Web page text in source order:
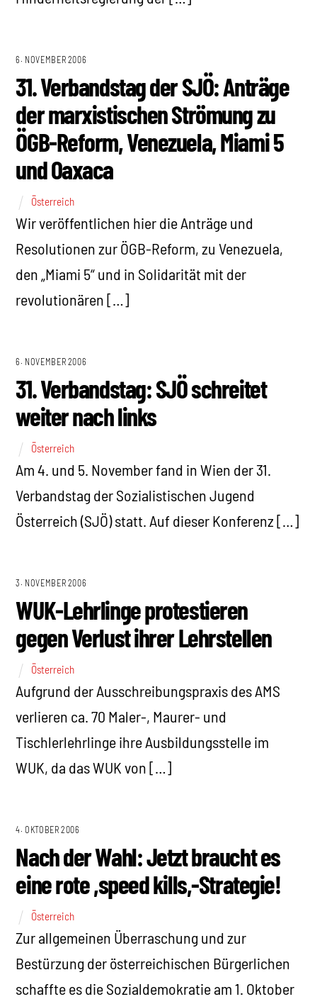
6. NOVEMBER 2006
31. Verbandstag der SJÖ: Anträge
der marxistischen Strömung zu
ÖGB-Reform, Venezuela, Miami 5
und Oaxaca
Österreich
Wir veröffentlichen hier die Anträge und
Resolutionen zur ÖGB-Reform, zu Venezuela,
den „Miami 5“ und in Solidarität mit der
revolutionären […]
6. NOVEMBER 2006
31. Verbandstag: SJÖ schreitet
weiter nach links
Österreich
Am 4. und 5. November fand in Wien der 31.
Verbandstag der Sozialistischen Jugend
Österreich (SJÖ) statt. Auf dieser Konferenz […]
3. NOVEMBER 2006
WUK-Lehrlinge protestieren
gegen Verlust ihrer Lehrstellen
Österreich
Aufgrund der Ausschreibungspraxis des AMS
verlieren ca. 70 Maler-, Maurer- und
Tischlerlehrlinge ihre Ausbildungsstelle im
WUK, da das WUK von […]
4. OKTOBER 2006
Nach der Wahl: Jetzt braucht es
eine rote ,speed kills,-Strategie!
Österreich
Zur allgemeinen Überraschung und zur
Bestürzung der österreichischen Bürgerlichen
schaffte es die Sozialdemokratie am 1. Oktober